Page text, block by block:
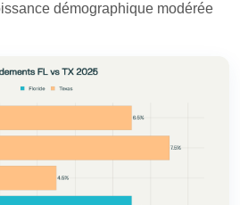
démographique modérée